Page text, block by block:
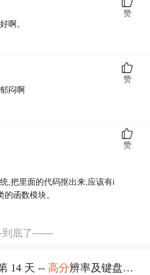
啊。
赞
闷啊
赞
,把里面的代码抠出来,应该有i
函数模块。
赞
底了——
14 天 -- 高分辨率及键盘输入